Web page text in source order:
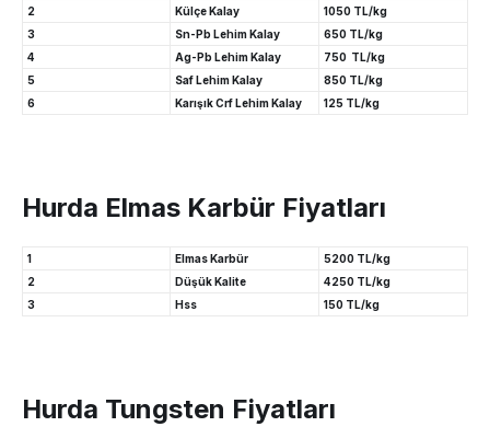
2
Külçe Kalay
1050 TL/kg
3
Sn-Pb Lehim Kalay
650 TL/kg
4
Ag-Pb Lehim Kalay
750 TL/kg
5
Saf Lehim Kalay
850 TL/kg
6
Karışık Crf Lehim Kalay 125 TL/kg
Hurda Elmas Karbür Fiyatları
1 Elmas Karbür
5200 TL/kg
2
Düşük Kalite
4250 TL/kg
3
Hss 150 TL/kg
Hurda Tungsten Fiyatları